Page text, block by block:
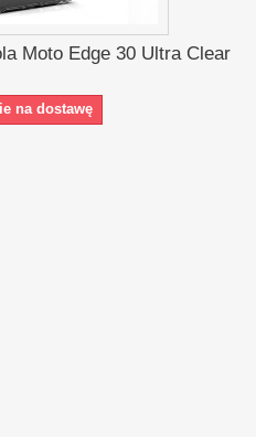
Moto Edge 30 Ultra Clear
na dostawę